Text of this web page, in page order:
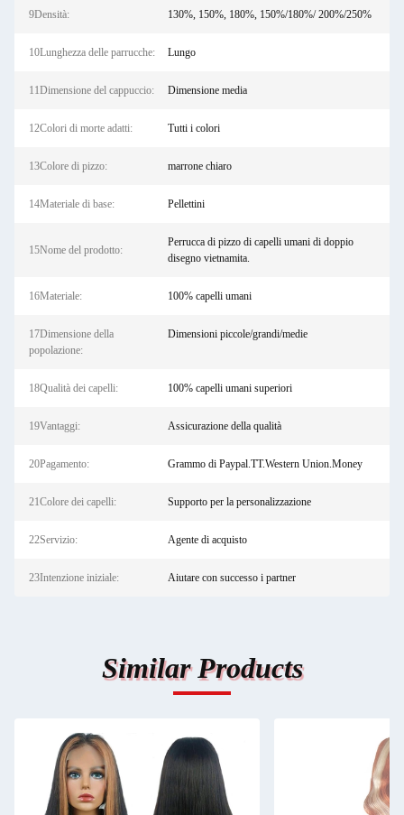
9Densità: 130%, 150%, 180%, 150%/180%/ 200%/250%
10Lunghezza delle parrucche: Lungo
11Dimensione del cappuccio: Dimensione media
12Colori di morte adatti: Tutti i colori
13Colore di pizzo: marrone chiaro
14Materiale di base: Pellettini
15Nome del prodotto:
Perrucca di pizzo di capelli umani di doppio
disegno vietnamita.
16Materiale: 100% capelli umani
17Dimensione della
popolazione:
Dimensioni piccole/grandi/medie
18Qualità dei capelli: 100% capelli umani superiori
19Vantaggi: Assicurazione della qualità
20Pagamento: Grammo di Paypal.TT.Western Union.Money
21Colore dei capelli: Supporto per la personalizzazione
22Servizio: Agente di acquisto
23Intenzione iniziale: Aiutare con successo i partner
Similar Products